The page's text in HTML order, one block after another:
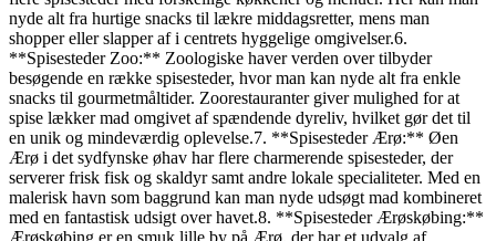
nyde alt fra hurtige snacks til lækre middagsretter, mens man
shopper eller slapper af i centrets hyggelige omgivelser.6.
**Spisesteder Zoo:** Zoologiske haver verden over tilbyder
besøgende en række spisesteder, hvor man kan nyde alt fra enkle
snacks til gourmetmåltider. Zoorestauranter giver mulighed for at
spise lækker mad omgivet af spændende dyreliv, hvilket gør det til
en unik og mindeværdig oplevelse.7. **Spisesteder Ærø:** Øen
Ærø i det sydfynske øhav har flere charmerende spisesteder, der
serverer frisk fisk og skaldyr samt andre lokale specialiteter. Med en
malerisk havn som baggrund kan man nyde udsøgt mad kombineret
med en fantastisk udsigt over havet.8. **Spisesteder Ærøskøbing:**
Ærøskøbing er en smuk lille by på Ærø, der har et udvalg af